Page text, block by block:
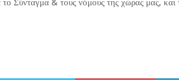
Σύνταγμα & τους νόμους της χώρας μας, και